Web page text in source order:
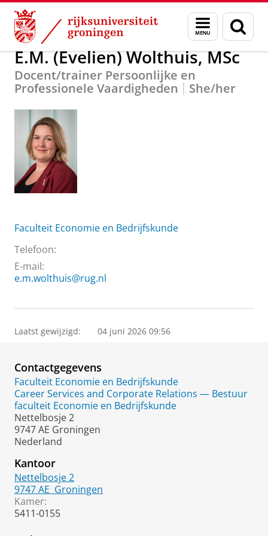
Skip
Content
Skip
Navigation
Menu
en
zoeken
Over ons E.M. (Evelien) Wolthuis, MSc
E.M. (Evelien) Wolthuis, MSc
Docent/trainer Persoonlijke en
Professionele Vaardigheden
She/her
Faculteit Economie en Bedrijfskunde
Telefoon:
E-mail:
e.m.wolthuis@rug.nl
Laatst gewijzigd: 04 juni 2026 09:56
Contactgegevens
Faculteit Economie en Bedrijfskunde
Career Services and Corporate Relations — Bestuur
faculteit Economie en Bedrijfskunde
Nettelbosje 2
9747 AE Groningen
Nederland
Kantoor
Nettelbosje 2
9747 AE Groningen
Kamer:
5411-0155